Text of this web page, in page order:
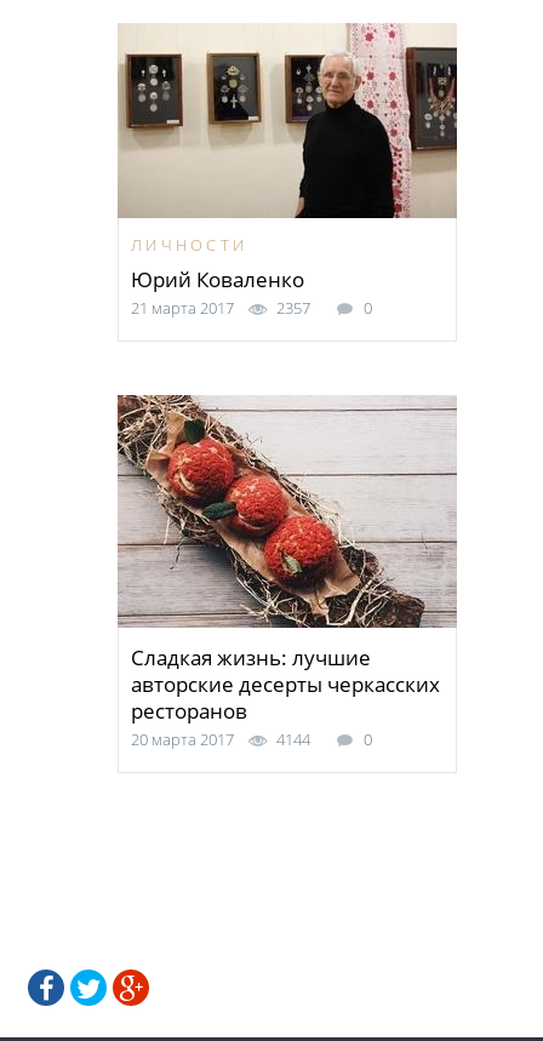
ЛИЧНОСТИ
Юрий Коваленко
21 марта 2017 2357 0
Сладкая жизнь: лучшие
авторские десерты черкасских
ресторанов
20 марта 2017 4144 0